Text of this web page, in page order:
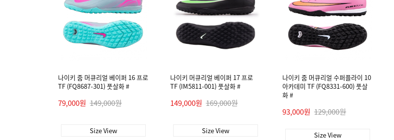
나이키 줌 머큐리얼 베이퍼 16 프로
TF (FQ8687-301) 풋살화 #
79,000원 149,000원
Size View
나이키 머큐리얼 베이퍼 17 프로
TF (IM5811-001) 풋살화 #
149,000원 169,000원
Size View
나이키 줌 머큐리얼 수퍼플라이 10
아카데미 TF (FQ8331-600) 풋살
화 #
93,000원 129,000원
Size View